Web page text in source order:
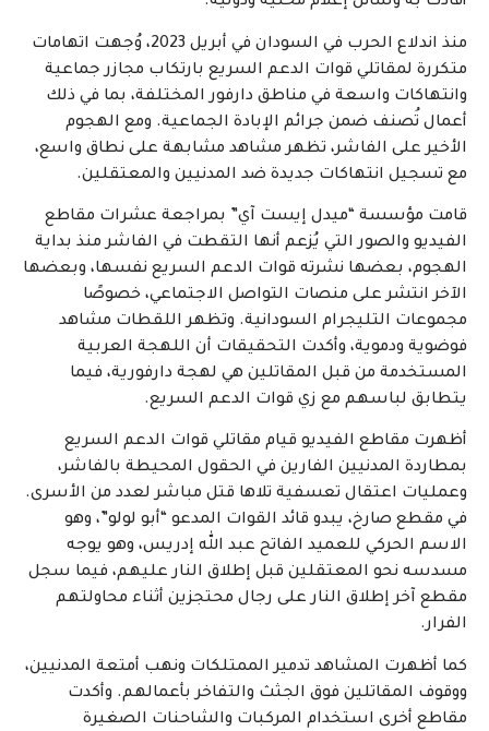
منذ اندلاع الحرب في السودان في أبريل 2023، وُجهت اتهامات
متكررة لمقاتلي قوات الدعم السريع بارتكاب مجازر جماعية
وانتهاكات واسعة في مناطق دارفور المختلفة، بما في ذلك
أعمال تُصنف ضمن جرائم الإبادة الجماعية. ومع الهجوم
الأخير على الفاشر، تظهر مشاهد مشابهة على نطاق واسع،
مع تسجيل انتهاكات جديدة ضد المدنيين والمعتقلين.
قامت مؤسسة “ميدل إيست آي” بمراجعة عشرات مقاطع
الفيديو والصور التي يُزعم أنها التقطت في الفاشر منذ بداية
الهجوم، بعضها نشرته قوات الدعم السريع نفسها، وبعضها
الآخر انتشر على منصات التواصل الاجتماعي، خصوصًا
مجموعات التليجرام السودانية. وتظهر اللقطات مشاهد
فوضوية ودموية، وأكدت التحقيقات أن اللهجة العربية
المستخدمة من قبل المقاتلين هي لهجة دارفورية، فيما
يتطابق لباسهم مع زي قوات الدعم السريع.
أظهرت مقاطع الفيديو قيام مقاتلي قوات الدعم السريع
بمطاردة المدنيين الفارين في الحقول المحيطة بالفاشر،
وعمليات اعتقال تعسفية تلاها قتل مباشر لعدد من الأسرى.
في مقطع صارخ، يبدو قائد القوات المدعو “أبو لولو”، وهو
الاسم الحركي للعميد الفاتح عبد الله إدريس، وهو يوجه
مسدسه نحو المعتقلين قبل إطلاق النار عليهم، فيما سجل
مقطع آخر إطلاق النار على رجال محتجزين أثناء محاولتهم
الفرار.
كما أظهرت المشاهد تدمير الممتلكات ونهب أمتعة المدنيين،
ووقوف المقاتلين فوق الجثث والتفاخر بأعمالهم. وأكدت
مقاطع أخرى استخدام المركبات والشاحنات الصغيرة